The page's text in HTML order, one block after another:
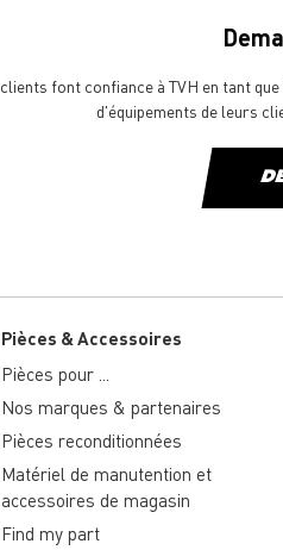
clients font confiance à TVH en tant
d'équipements de leurs
Pièces & Accessoires
Pièces pour ...
Nos marques & partenaires
Pièces reconditionnées
Matériel de manutention et
accessoires de magasin
Find my part